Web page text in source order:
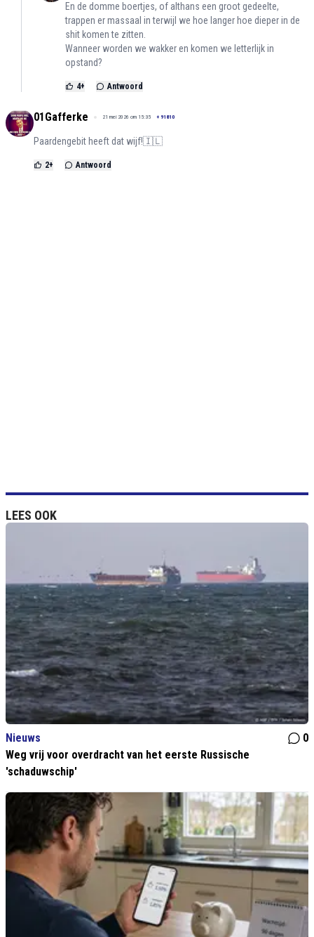
En de domme boertjes, of althans een groot gedeelte,
trappen er massaal in terwijl we hoe langer hoe dieper in de
shit komen te zitten.
Wanneer worden we wakker en komen we letterlijk in
opstand?
4+ Antwoord
01Gafferke 21 mei 2026 om 15:35 + 91810
Paardengebit heeft dat wijf!🇮🇱
2+ Antwoord
LEES OOK
Nieuws
0
Weg vrij voor overdracht van het eerste Russische
'schaduwschip'